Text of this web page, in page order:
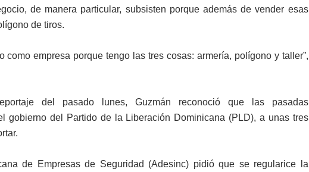
de manera particular, subsisten porque además de vender esas
de tiros.
como empresa porque tengo las tres cosas: armería, polígono y taller”,
del pasado lunes, Guzmán reconoció que las pasadas
gobierno del Partido de la Liberación Dominicana (PLD), a unas tres
de Empresas de Seguridad (Adesinc) pidió que se regularice la